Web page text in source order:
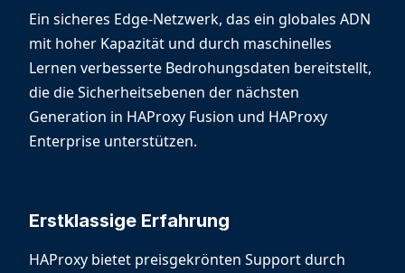
Ein sicheres Edge-Netzwerk, das ein globales ADN
mit hoher Kapazität und durch maschinelles
Lernen verbesserte Bedrohungsdaten bereitstellt,
die die Sicherheitsebenen der nächsten
Generation in HAProxy Fusion und HAProxy
Enterprise unterstützen.
Erstklassige Erfahrung
HAProxy bietet preisgekrönten Support durch